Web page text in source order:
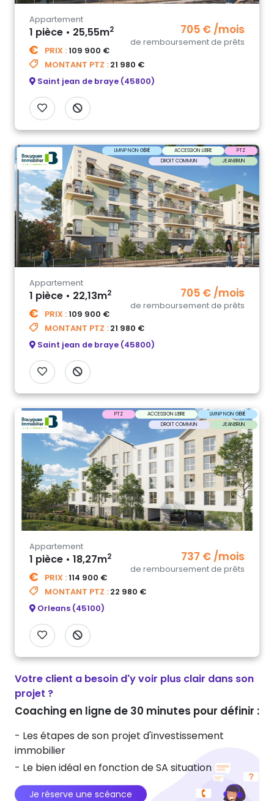
705 € /mois
de remboursement de prêts
Appartement
1 pièce • 25,55m2
PRIX : 109 900 €
MONTANT PTZ : 21 980 €
Saint jean de braye (45800)
LMNP NON GÉRÉ ACCESSION LIBRE
PTZ
DROIT COMMUN
JEANBRUN
705 € /mois
de remboursement de prêts
Appartement
1 pièce • 22,13m2
PRIX : 109 900 €
MONTANT PTZ : 21 980 €
Saint jean de braye (45800)
PTZ ACCESSION LIBRE
LMNP NON GÉRÉ
DROIT COMMUN
JEANBRUN
737 € /mois
de remboursement de prêts
Appartement
1 pièce • 18,27m2
PRIX : 114 900 €
MONTANT PTZ : 22 980 €
Orleans (45100)
Votre client a besoin d'y voir plus clair dans son
projet ?
Coaching en ligne de 30 minutes pour définir :
- Les étapes de son projet d'investissement
immobilier
- Le bien idéal en fonction de SA situation
Je réserve une scéance